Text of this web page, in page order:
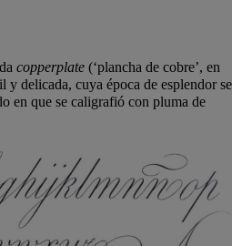
copperplate (‘plancha de cobre’, en
y delicada, cuya época de esplendor se
en que se caligrafió con pluma de